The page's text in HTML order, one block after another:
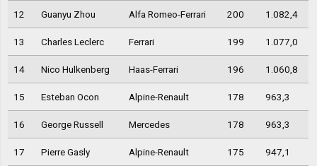
12 Guanyu Zhou Alfa Romeo-Ferrari 200 1.082,4
13 Charles Leclerc Ferrari 199 1.077,0
14 Nico Hulkenberg Haas-Ferrari 196 1.060,8
15 Esteban Ocon Alpine-Renault 178 963,3
16 George Russell Mercedes 178 963,3
17 Pierre Gasly Alpine-Renault 175 947,1